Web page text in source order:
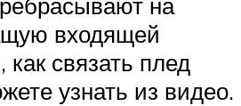
входящей
связать плед
узнать из видео.